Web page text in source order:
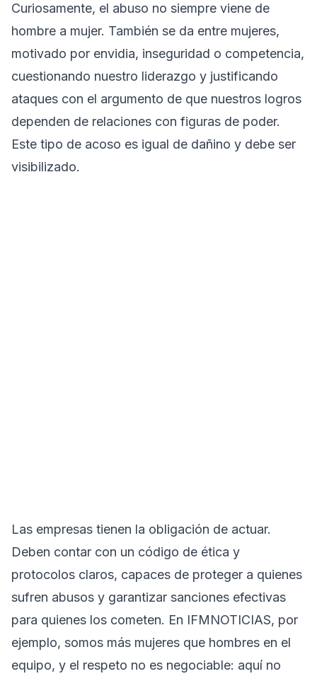
Curiosamente, el abuso no siempre viene de
hombre a mujer. También se da entre mujeres,
motivado por envidia, inseguridad o competencia,
cuestionando nuestro liderazgo y justificando
ataques con el argumento de que nuestros logros
dependen de relaciones con figuras de poder.
Este tipo de acoso es igual de dañino y debe ser
visibilizado.
Las empresas tienen la obligación de actuar.
Deben contar con un código de ética y
protocolos claros, capaces de proteger a quienes
sufren abusos y garantizar sanciones efectivas
para quienes los cometen. En IFMNOTICIAS, por
ejemplo, somos más mujeres que hombres en el
equipo, y el respeto no es negociable: aquí no